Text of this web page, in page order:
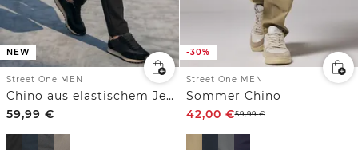
NEW
Street One MEN
Chino aus elastischem Jersey mit Flexbund
59,99 €
-30%
Street One MEN
Sommer Chino
42,00 €59,99€